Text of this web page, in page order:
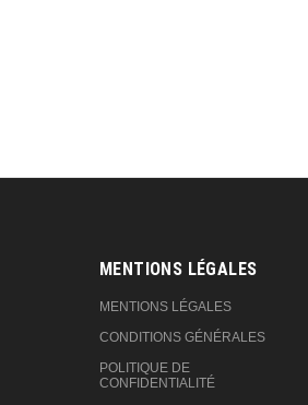
MENTIONS LÉGALES
MENTIONS LÉGALES
CONDITIONS GÉNÉRALES
POLITIQUE DE
CONFIDENTIALITÉ